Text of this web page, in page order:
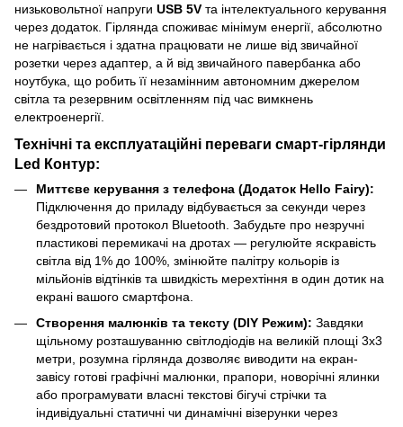
низьковольтної напруги USB 5V та інтелектуального керування
через додаток. Гірлянда споживає мінімум енергії, абсолютно
не нагрівається і здатна працювати не лише від звичайної
розетки через адаптер, а й від звичайного павербанка або
ноутбука, що робить її незамінним автономним джерелом
світла та резервним освітленням під час вимкнень
електроенергії.
Технічні та експлуатаційні переваги смарт-гірлянди
Led Контур:
Миттєве керування з телефона (Додаток Hello Fairy):
Підключення до приладу відбувається за секунди через
бездротовий протокол Bluetooth. Забудьте про незручні
пластикові перемикачі на дротах — регулюйте яскравість
світла від 1% до 100%, змінюйте палітру кольорів із
мільйонів відтінків та швидкість мерехтіння в один дотик на
екрані вашого смартфона.
Створення малюнків та тексту (DIY Режим): Завдяки
щільному розташуванню світлодіодів на великій площі 3х3
метри, розумна гірлянда дозволяє виводити на екран-
завісу готові графічні малюнки, прапори, новорічні ялинки
або програмувати власні текстові бігучі стрічки та
індивідуальні статичні чи динамічні візерунки через